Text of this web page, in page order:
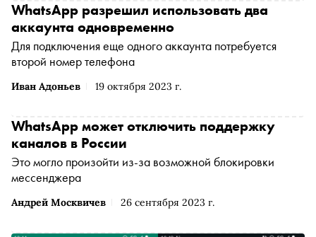
Иван Адоньев 19 октября 2023 г.
WhatsApp разрешил использовать два
аккаунта одновременно
Для подключения еще одного аккаунта потребуется
второй номер телефона
Андрей Москвичев 26 сентября 2023 г.
WhatsApp может отключить поддержку
каналов в России
Это могло произойти из-за возможной блокировки
мессенджера